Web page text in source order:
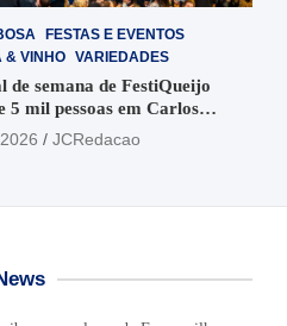
FESTAS E EVENTOS
& VINHO VARIEDADES
semana de FestiQueijo
5 mil pessoas em Carlos
JCRedacao